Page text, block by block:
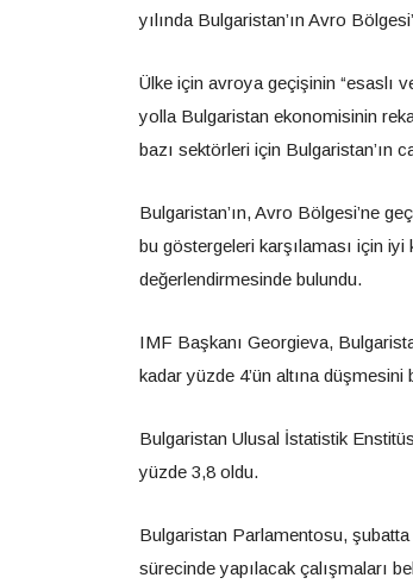
yılında Bulgaristan’ın Avro
Ülke için avroya geçişinin “esaslı
yolla Bulgaristan ekonomisinin
bazı sektörleri için Bulgaristan’ın
Bulgaristan’ın, Avro Bölgesi’ne
bu göstergeleri karşılaması için
değerlendirmesinde bulundu.
IMF Başkanı Georgieva,
kadar yüzde 4’ün altına düşmesini
Bulgaristan Ulusal İstatistik
yüzde 3,8 oldu.
Bulgaristan Parlamentosu,
sürecinde yapılacak çalışmaları